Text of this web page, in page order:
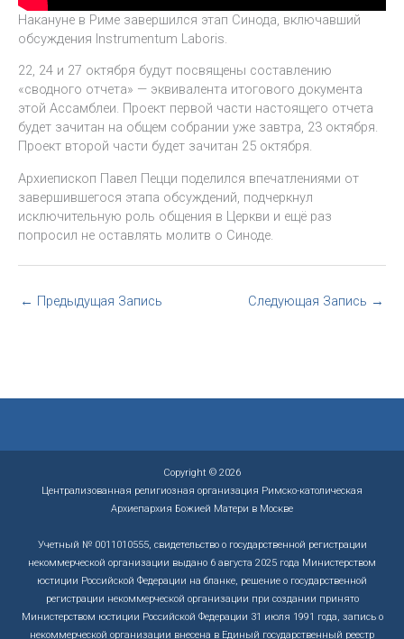
Накануне в Риме завершился этап Синода, включавший
обсуждения Instrumentum Laboris.
22, 24 и 27 октября будут посвящены составлению
«сводного отчета» — эквивалента итогового документа
этой Ассамблеи. Проект первой части настоящего отчета
будет зачитан на общем собрании уже завтра, 23 октября.
Проект второй части будет зачитан 25 октября.
Архиепископ Павел Пецци поделился впечатлениями от
завершившегося этапа обсуждений, подчеркнул
исключительную роль общения в Церкви и ещё раз
попросил не оставлять молитв о Синоде.
← Предыдущая Запись Следующая Запись →
Copyright © 2026
Централизованная религиозная организация Римско-католическая
Архиепархия Божией Матери в Москве
Учетный № 0011010555, свидетельство о государственной регистрации
некоммерческой организации выдано 6 августа 2025 года Министерством
юстиции Российской Федерации на бланке, решение о государственной
регистрации некоммерческой организации при создании принято
Министерством юстиции Российской Федерации 31 июля 1991 года, запись о
некоммерческой организации внесена в Единый государственный реестр